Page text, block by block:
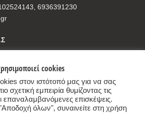
6936391230
cookies
στον ιστότοπό μας για να σας
σχετική εμπειρία θυμίζοντας τις
επαναλαμβανόμενες επισκέψεις.
όλων", συναινείτε στη χρήση